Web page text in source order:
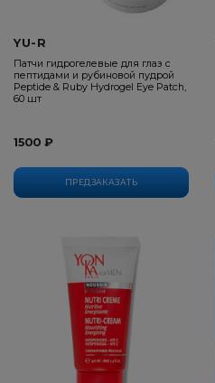
ПРЕДЗАКАЗАТЬ
YU-R
Патчи гидрогелевые для глаз с
пептидами и рубиновой пудрой
Peptide & Ruby Hydrogel Eye Patch,
60 шт
1500 ₽